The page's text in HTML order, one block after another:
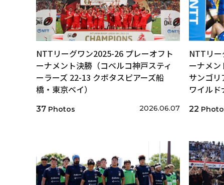
NTTリーグワン2025-26 プレーオフト
ーナメント決勝（コベルコ神戸スティ
ーラーズ 22-13 クボタスピアーズ船
橋・東京ベイ）
37 Photos 2026.06.07
NTTリ
ーナメン
サンゴリ
ワイルド
22